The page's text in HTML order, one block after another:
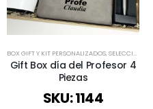
,REGALOS COBRIZADOS,REGALOS
BOX GIFT Y KIT PERSONALIZADOS,SELECCIÓN DÍA DEL PROFESOR
Gift Box día del Profesor 4
Piezas
SKU: 1144